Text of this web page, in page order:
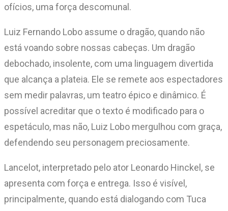
ofícios, uma força descomunal.
Luiz Fernando Lobo assume o dragão, quando não
está voando sobre nossas cabeças. Um dragão
debochado, insolente, com uma linguagem divertida
que alcança a plateia. Ele se remete aos espectadores
sem medir palavras, um teatro épico e dinâmico. É
possível acreditar que o texto é modificado para o
espetáculo, mas não, Luiz Lobo mergulhou com graça,
defendendo seu personagem preciosamente.
Lancelot, interpretado pelo ator Leonardo Hinckel, se
apresenta com força e entrega. Isso é visível,
principalmente, quando está dialogando com Tuca